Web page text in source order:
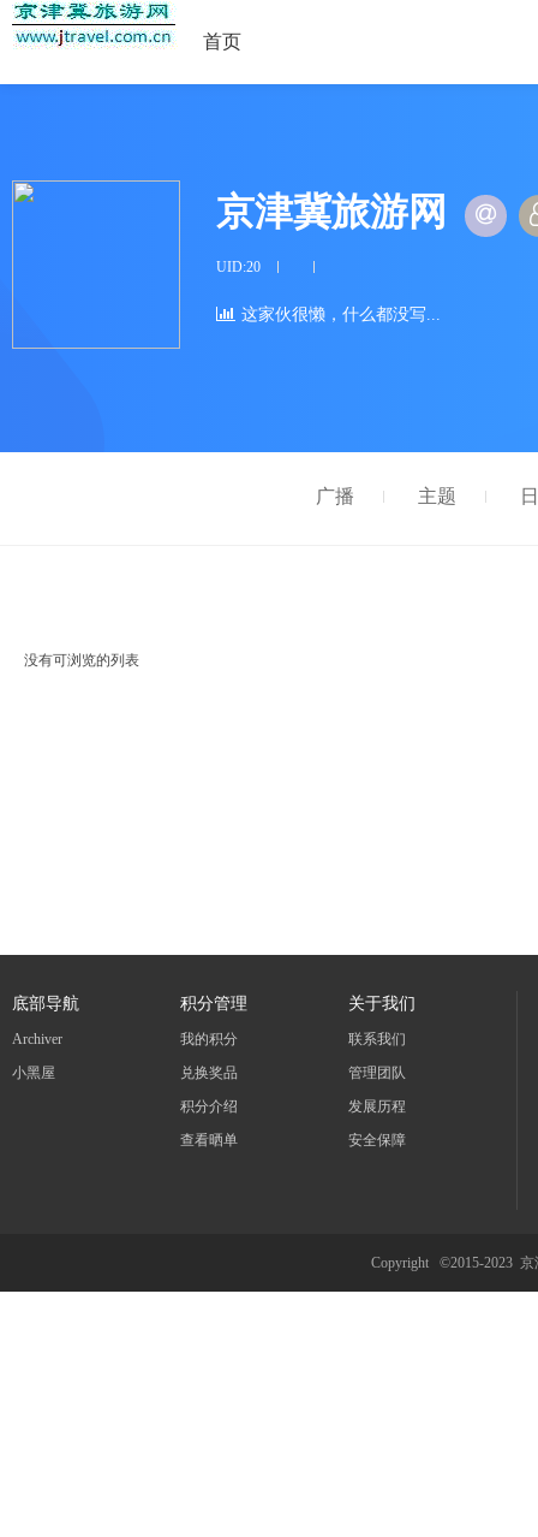
首页
京津冀旅游网
UID:20
这家伙很懒，什么都没写...
广播 主题
没有可浏览的列表
底部导航
Archiver
小黑屋
积分管理
我的积分
兑换奖品
积分介绍
查看晒单
关于我们
联系我们
管理团队
发展历程
安全保障
Copyright ©2015-2023 京